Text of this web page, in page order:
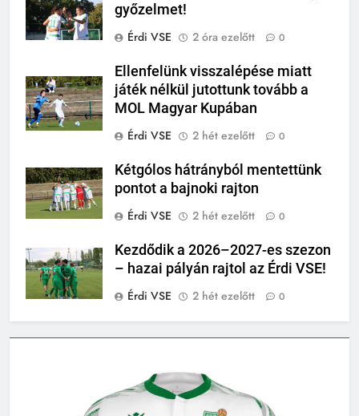
győzelmet!
Érdi VSE
2 óra ezelőtt 0
Ellenfelünk visszalépése miatt
játék nélkül jutottunk tovább a
MOL Magyar Kupában
Érdi VSE
2 hét ezelőtt 0
Kétgólos hátrányból mentettünk
pontot a bajnoki rajton
Érdi VSE
2 hét ezelőtt 0
Kezdődik a 2026–2027-es szezon
– hazai pályán rajtol az Érdi VSE!
Érdi VSE
2 hét ezelőtt 0